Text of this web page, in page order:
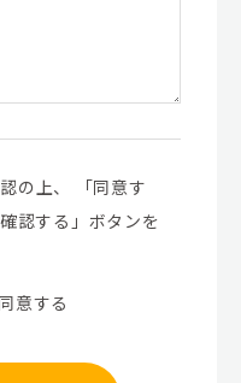
の上、
「同意す
認する」ボタンを
意する